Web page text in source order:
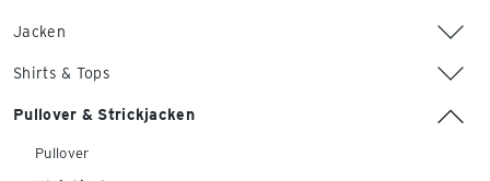
Jacken
Shirts & Tops
Pullover & Strickjacken
Pullover